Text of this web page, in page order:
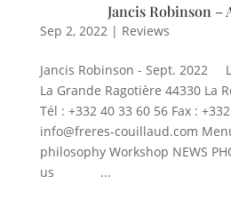
Jancis Robinson –
Sep 2, 2022 | Reviews
Jancis Robinson - Sept. 2022
La Grande Ragotière 44330 La
Tél : +332 40 33 60 56 Fax :
info@freres-couillaud.com
philosophy Workshop NEWS
us ...